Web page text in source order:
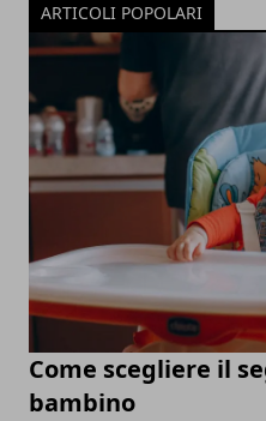
ARTICOLI POPOLARI
Come scegliere il
bambino